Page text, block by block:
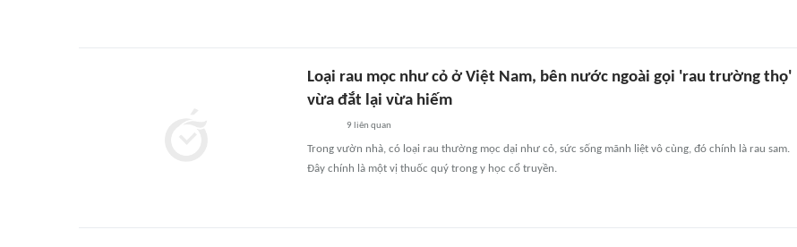
Loại rau mọc như cỏ ở Việt Nam, bên nước ngoài gọi 'rau trường thọ'
vừa đắt lại vừa hiếm
9 liên quan
Trong vườn nhà, có loại rau thường mọc dại như cỏ, sức sống mãnh liệt vô cùng, đó chính là rau sam.
Đây chính là một vị thuốc quý trong y học cổ truyền.